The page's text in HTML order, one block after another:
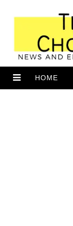
HOME